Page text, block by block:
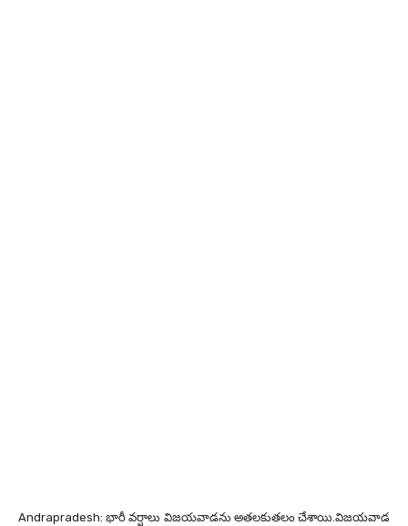
Andrapradesh: భారీ వర్షాలు విజయవాడను అతలకుతలం చేశాయి.విజయవాడ